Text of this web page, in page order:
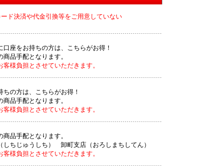
ド決済や代金引換等をご用意していない
口座をお持ちの方は、こちらがお得！
品手配となります。
様負担とさせていただきます。
の方は、こちらがお得！
品手配となります。
様負担とさせていただきます。
品手配となります。
しちじゅうしち） 卸町支店（おろしまちしてん）
様負担とさせていただきます。